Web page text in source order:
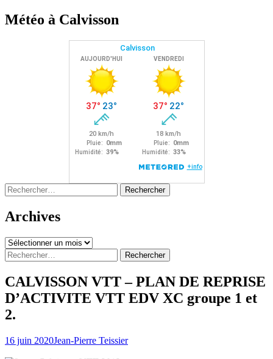
Météo à Calvisson
Rechercher :
Archives
Archives
Rechercher :
CALVISSON VTT – PLAN DE REPRISE
D’ACTIVITE VTT EDV XC groupe 1 et
2.
16 juin 2020Jean-Pierre Teissier